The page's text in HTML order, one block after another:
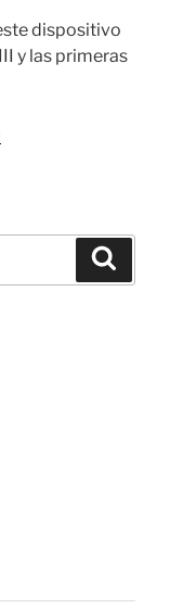
dispositivo
y las primeras
«Hammond:
escribir